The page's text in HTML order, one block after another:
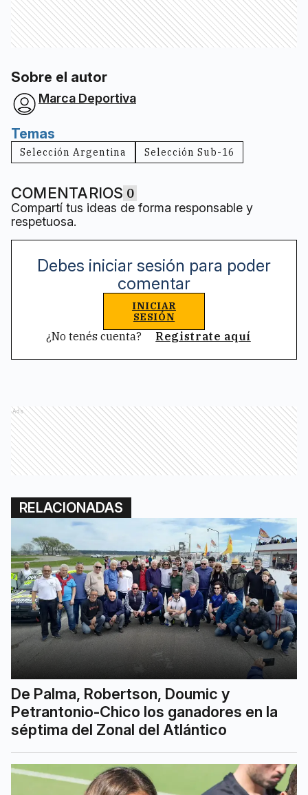
Sobre el autor
Marca Deportiva
Temas
Selección Argentina Selección Sub-16
COMENTARIOS 0
Compartí tus ideas de forma responsable y
respetuosa.
Debes iniciar sesión para poder
comentar
INICIAR
SESIÓN
¿No tenés cuenta? Registrate aquí
Ads
RELACIONADAS
De Palma, Robertson, Doumic y
Petrantonio-Chico los ganadores en la
séptima del Zonal del Atlántico